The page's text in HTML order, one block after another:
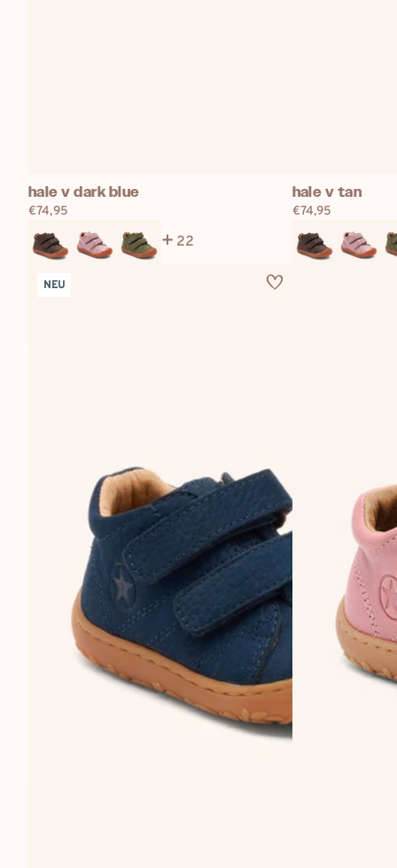
hale
v
dark
blue
hale v dark blue
Regulärer
€74,95
22
hale
v
tan
hale v tan
Regulärer
€74,95
NEU